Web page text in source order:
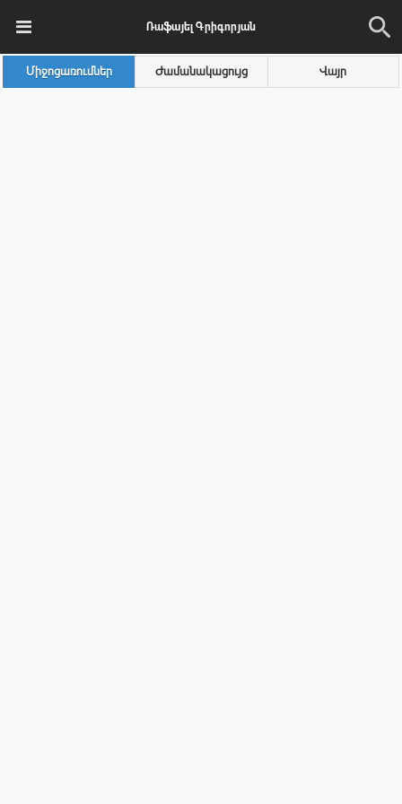
Ռաֆայել Գրիգորյան
Միջոցառումներ Ժամանակացույց Վայր